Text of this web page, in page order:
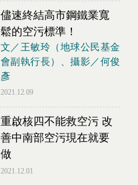
儘速終結高市鋼鐵業寬
鬆的空污標準！
文／王敏玲（地球公民基金
會副執行長）、攝影／何俊
彥
2021.12.09
重啟核四不能救空污 改
善中南部空污現在就要
做
2021.12.01